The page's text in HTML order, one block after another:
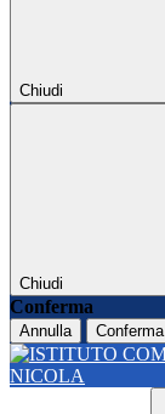
Chiudi
Chiudi
Conferma
Annulla Conferma